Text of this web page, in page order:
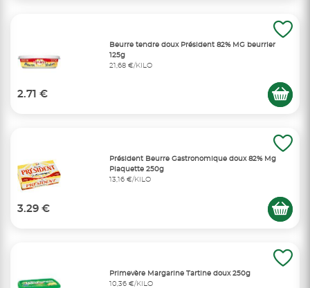
Beurre tendre doux Président 82% MG beurrier
125g
21,68 €/KILO
2.71 €
Président Beurre Gastronomique doux 82% Mg
Plaquette 250g
13,16 €/KILO
3.29 €
Primevère Margarine Tartine doux 250g
10,36 €/KILO